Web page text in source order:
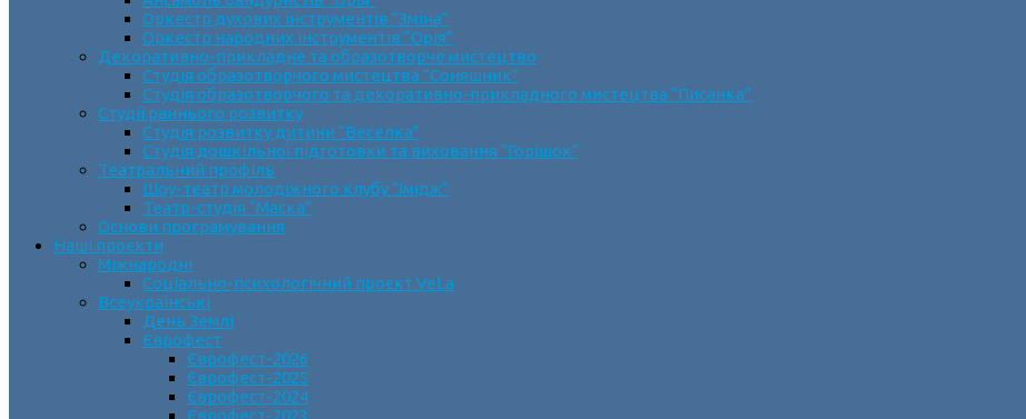
Оркестр духових інструментів “Зміна”
Оркестр народних інструментів “Орія”
Декоративно-прикладне та образотворче мистецтво
Cтудія образотворчого мистецтва “Соняшник”
Студія образотворчого та декоративно-прикладного мистецтва “Писанка”
Студії раннього розвитку
Студія розвитку дитини “Веселка”
Студія дошкільної підготовки та виховання “Горішок”
Театральний профіль
Шоу-театр молодіжного клубу “Імідж”
Театр-студія “Маска”
Основи програмування
Наші проєкти
Міжнародні
Соціально-психологічний проєкт VeLa
Всеукраїнські
День Землі
Єврофест
Єврофест-2026
Єврофест-2025
Єврофест-2024
Єврофест-2023